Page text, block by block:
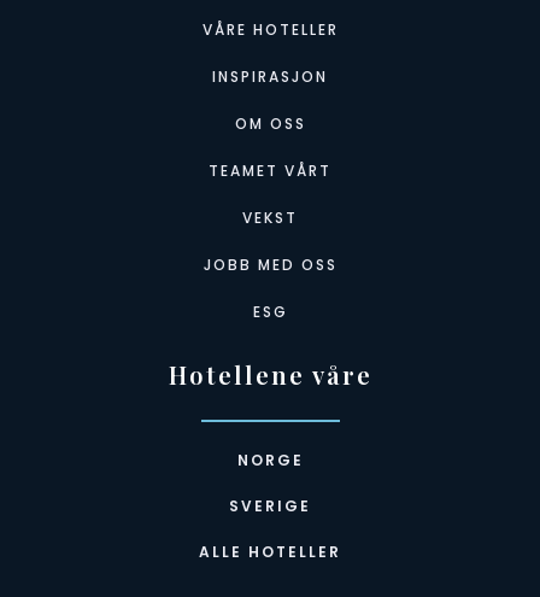
VÅRE HOTELLER
INSPIRASJON
OM OSS
TEAMET VÅRT
VEKST
JOBB MED OSS
ESG
Hotellene våre
NORGE
SVERIGE
ALLE HOTELLER